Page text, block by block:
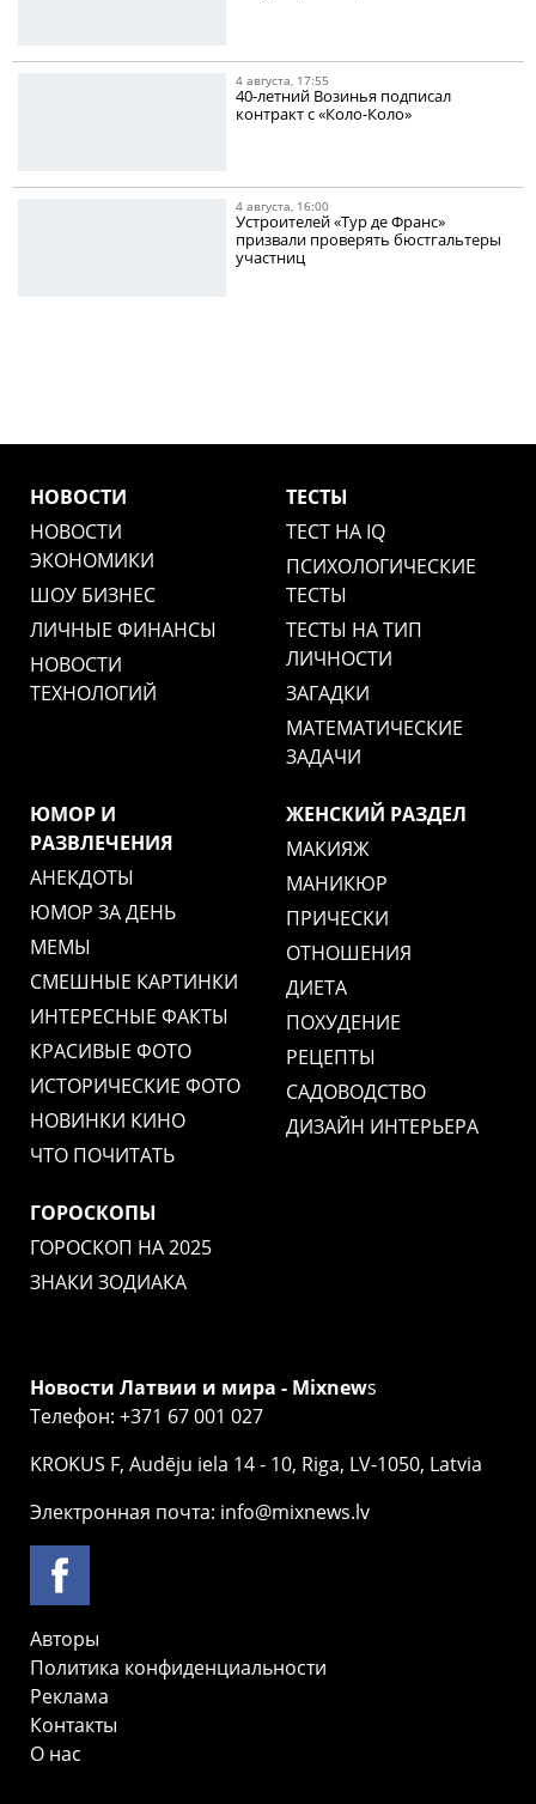
4 августа, 17:55
40-летний Возинья подписал
контракт с «Коло-Коло»
4 августа, 16:00
Устроителей «Тур де Франс»
призвали проверять бюстгальтеры
участниц
НОВОСТИ
НОВОСТИ
ЭКОНОМИКИ
ШОУ БИЗНЕС
ЛИЧНЫЕ ФИНАНСЫ
НОВОСТИ
ТЕХНОЛОГИЙ
ТЕСТЫ
ТЕСТ НА IQ
ПСИХОЛОГИЧЕСКИЕ
ТЕСТЫ
ТЕСТЫ НА ТИП
ЛИЧНОСТИ
ЗАГАДКИ
МАТЕМАТИЧЕСКИЕ
ЗАДАЧИ
ЮМОР И
РАЗВЛЕЧЕНИЯ
АНЕКДОТЫ
ЮМОР ЗА ДЕНЬ
МЕМЫ
СМЕШНЫЕ КАРТИНКИ
ИНТЕРЕСНЫЕ ФАКТЫ
КРАСИВЫЕ ФОТО
ИСТОРИЧЕСКИЕ ФОТО
НОВИНКИ КИНО
ЧТО ПОЧИТАТЬ
ЖЕНСКИЙ РАЗДЕЛ
МАКИЯЖ
МАНИКЮР
ПРИЧЕСКИ
ОТНОШЕНИЯ
ДИЕТА
ПОХУДЕНИЕ
РЕЦЕПТЫ
САДОВОДСТВО
ДИЗАЙН ИНТЕРЬЕРА
ГОРОСКОПЫ
ГОРОСКОП НА 2025
ЗНАКИ ЗОДИАКА
Новости Латвии и мира - Mixnews
Телефон: +371 67 001 027
KROKUS F, Audēju iela 14 - 10, Riga, LV-1050, Latvia
Электронная почта: info@mixnews.lv
Авторы
Политика конфиденциальности
Реклама
Контакты
О нас